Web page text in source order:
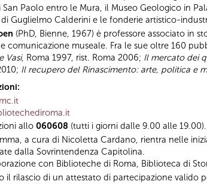
San Paolo entro le Mura, il Museo Geologico in
di Guglielmo Calderini e le fonderie artistico-
(PhD, Bienne, 1967) è professore associato in
e comunicazione museale. Fra le sue oltre 160
Vasi, Roma 1997, rist. Roma 2006; Il mercato dei
Il recupero del Rinascimento: arte, politica e
allo 060608 (tutti i giorni dalle 9.00 alle
a cura di Nicoletta Cardano, rientra nelle
dalla Sovrintendenza Capitolina.
con Biblioteche di Roma, Biblioteca di
il rilascio di un attestato di partecipazione valido